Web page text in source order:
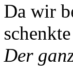
Da wir
Der